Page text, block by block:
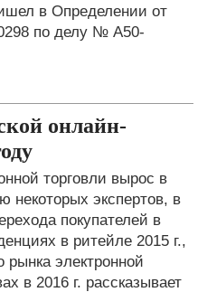
в Определении от
по делу № А50-
онлайн-
торговли вырос в
некоторых экспертов, в
покупателей в
в ритейле 2015 г.,
рынка электронной
в 2016 г. рассказывает